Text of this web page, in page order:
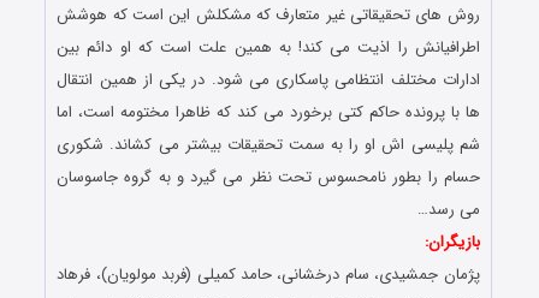
روش های تحقیقاتی غیر متعارف که مشکلش این است که هوشش
اطرافیانش را اذیت می کند! به همین علت است که او دائم بین
ادارات مختلف انتظامی پاسکاری می شود. در یکی از همین انتقال
ها با پرونده حاکم کتی برخورد می کند که ظاهرا مختومه است، اما
شم پلیسی اش او را به سمت تحقیقات بیشتر می کشاند. شکوری
حسام را بطور نامحسوس تحت نظر می گیرد و به گروه جاسوسان
می رسد…
بازیگران:
پژمان جمشیدی، سام درخشانی، حامد کمیلی (فربد مولویان)، فرهاد